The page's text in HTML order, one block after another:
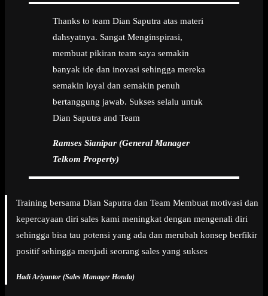
Thanks to team Dian Saputra atas materi
dahsyatnya. Sangat Menginspirasi,
membuat pikiran team saya semakin
banyak ide dan inovasi sehingga mereka
semakin loyal dan semakin penuh
bertanggung jawab. Sukses selalu untuk
Dian Saputra and Team
Ramses Sianipar (General Manager
Telkom Property)
Training bersama Dian Saputra dan Team Membuat motivasi dan
kepercayaan diri sales kami meningkat dengan mengenali diri
sehingga bisa tau potensi yang ada dan merubah konsep berfikir
positif sehingga menjadi seorang sales yang sukses
Hadi Ariyantor (Sales Manager Honda)